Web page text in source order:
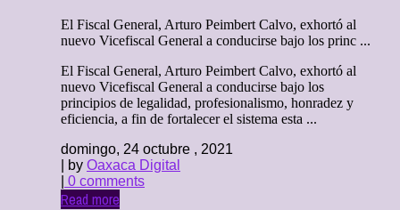
El Fiscal General, Arturo Peimbert Calvo, exhortó al
nuevo Vicefiscal General a conducirse bajo los princ ...
El Fiscal General, Arturo Peimbert Calvo, exhortó al
nuevo Vicefiscal General a conducirse bajo los
principios de legalidad, profesionalismo, honradez y
eficiencia, a fin de fortalecer el sistema esta ...
domingo, 24 octubre , 2021
| by Oaxaca Digital
0 comments
Read more